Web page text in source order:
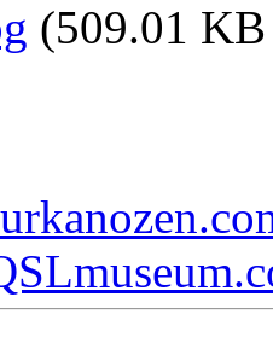
(509.01